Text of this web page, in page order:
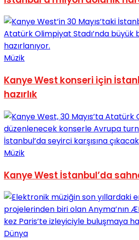
Müzik
Kanye West konseri için
hazırlık
Müzik
Kanye West İstanbul’da
Dünya